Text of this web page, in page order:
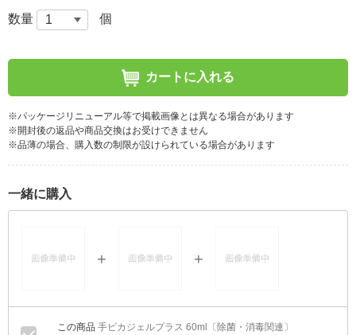
数量 個
カートに入れる
※パッケージリニューアル等で掲載画像とは異なる場合があります
※開封後の返品や商品交換はお受けできません
※品薄の場合、購入数の制限が設けられている場合があります
一緒に購入
手ピカジェルプラス 60ml〔除菌・消毒関連〕